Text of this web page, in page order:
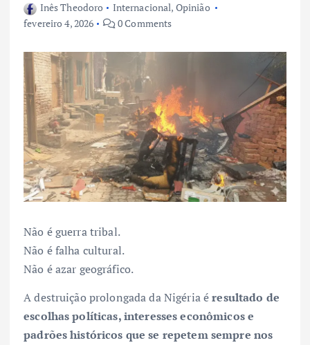
Inês Theodoro Internacional, Opinião
fevereiro 4, 2026
0 Comments
Não é guerra tribal.
Não é falha cultural.
Não é azar geográfico.
A destruição prolongada da Nigéria éresultado de
escolhas políticas, interesses econômicos e
padrões históricos que se repetem sempre nos